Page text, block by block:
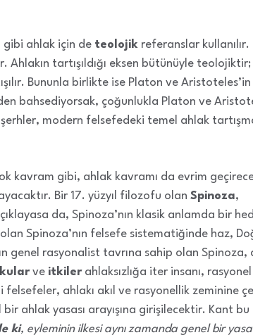
ahlak için de teolojik referanslar kullanılır.
tartışıldığı eksen bütünüyle teolojiktir;
Bununla birlikte ise Platon ve
bahsediyorsak, çoğunlukla Platon ve
modern felsefedeki temel ahlak
kavram gibi, ahlak kavramı da evrim
Bir 17. yüzyıl filozofu olan Spinoza,
da, Spinoza’nın klasik anlamda bir
Spinoza’nın felsefe sistematiğinde haz,
genel rasyonalist tavrına sahip olan Spinoza,
ve itkilerahlaksızlığa iter insanı,
ahlakı akıl ve rasyonellik zeminine
ahlak yasası arayışına girişilecektir. Kant bu
ki, eyleminin ilkesi aynı zamanda genel bir yasa